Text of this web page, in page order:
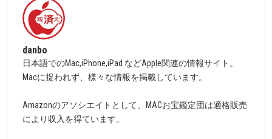
danbo
日本語でのMac,iPhone,iPad などApple関連の情報サイト。
Macに捉われず、様々な情報を掲載しています。
Amazonのアソシエイトとして、MACお宝鑑定団は適格販売
により収入を得ています。